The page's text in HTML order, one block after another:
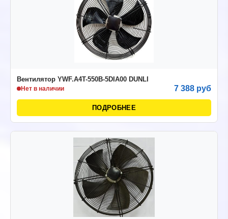
Вентилятор YWF.A4T-550В-5DIA00 DUNLI
Нет в наличии 7 388 руб
ПОДРОБНЕЕ